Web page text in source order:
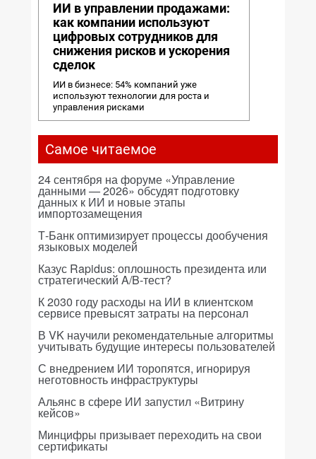
ИИ в управлении продажами:
как компании используют
цифровых сотрудников для
снижения рисков и ускорения
сделок
ИИ в бизнесе: 54% компаний уже
используют технологии для роста и
управления рисками
Самое читаемое
24 сентября на форуме «Управление
данными — 2026» обсудят подготовку
данных к ИИ и новые этапы
импортозамещения
Т-Банк оптимизирует процессы дообучения
языковых моделей
Казус Rapidus: оплошность президента или
стратегический A/B-тест?
К 2030 году расходы на ИИ в клиентском
сервисе превысят затраты на персонал
В VK научили рекомендательные алгоритмы
учитывать будущие интересы пользователей
С внедрением ИИ торопятся, игнорируя
неготовность инфраструктуры
Альянс в сфере ИИ запустил «Витрину
кейсов»
Минцифры призывает переходить на свои
сертификаты